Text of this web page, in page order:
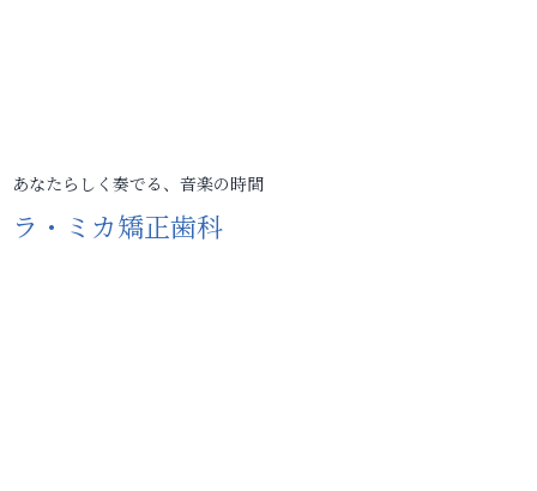
あなたらしく奏でる、音楽の時間
ラ・ミカ矯正歯科